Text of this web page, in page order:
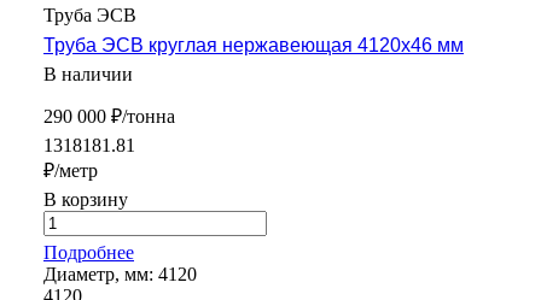
Труба ЭСВ
Труба ЭСВ круглая нержавеющая 4120х46 мм
В наличии
290 000 ₽/тонна
1318181.81
₽/метр
В корзину
Подробнее
Диаметр, мм: 4120